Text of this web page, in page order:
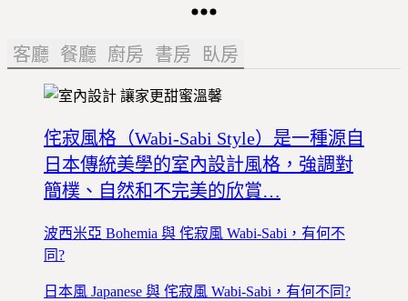
客廳 餐廳 廚房 書房 臥房
侘寂風格（Wabi-Sabi Style）是一種源自
日本傳統美學的室內設計風格，強調對
簡樸、自然和不完美的欣賞…
波西米亞 Bohemia 與 侘寂風 Wabi-Sabi，有何不
同?
日本風 Japanese 與 侘寂風 Wabi-Sabi，有何不同?